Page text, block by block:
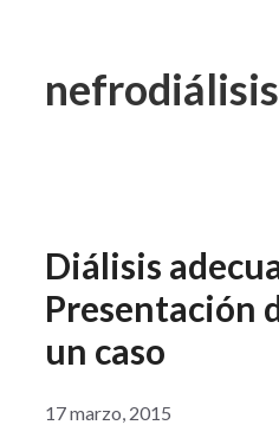
nefrodiálisis
Diálisis
Presentación
un caso
17 marzo, 2015